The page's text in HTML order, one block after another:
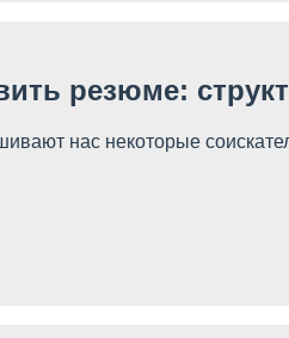
резюме:
нас некоторые